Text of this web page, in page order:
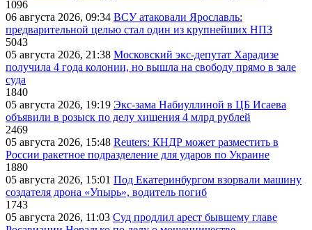
1096
06 августа 2026, 09:34 ВСУ атаковали Ярославль:
предварительной целью стал один из крупнейших НПЗ
5043
05 августа 2026, 21:38 Московский экс-депутат Харадизе
получила 4 года колонии, но вышла на свободу прямо в зале
суда
1840
05 августа 2026, 19:19 Экс-зама Набиуллиной в ЦБ Исаева
объявили в розыск по делу хищения 4 млрд рублей
2469
05 августа 2026, 15:48 Reuters: КНДР может разместить в
России ракетное подразделение для ударов по Украине
1880
05 августа 2026, 15:01 Под Екатеринбургом взорвали машину
создателя дрона «Упырь», водитель погиб
1743
05 августа 2026, 11:03 Суд продлил арест бывшему главе